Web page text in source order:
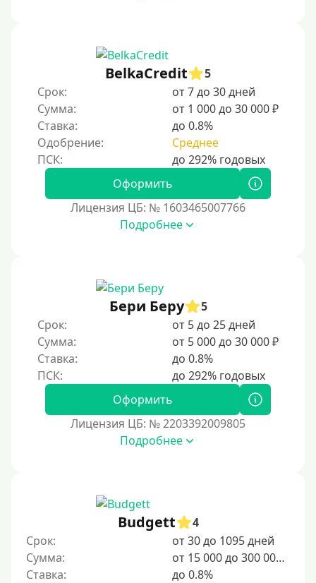
BelkaCredit
5
Срок:
от 7 до 30 дней
Сумма:
от 1 000 до 30 000 ₽
Ставка:
до 0.8%
Одобрение:
Среднее
Оформить
Лицензия ЦБ: № 1603465007766
Подробнее
Бери Беру
5
Срок:
от 5 до 25 дней
Сумма:
от 5 000 до 30 000 ₽
Ставка:
до 0.8%
Оформить
Лицензия ЦБ: № 2203392009805
Подробнее
Budgett
4
Срок:
от 30 до 1095 дней
Сумма:
от 15 000 до 300 000 ₽
Ставка:
до 0.8%